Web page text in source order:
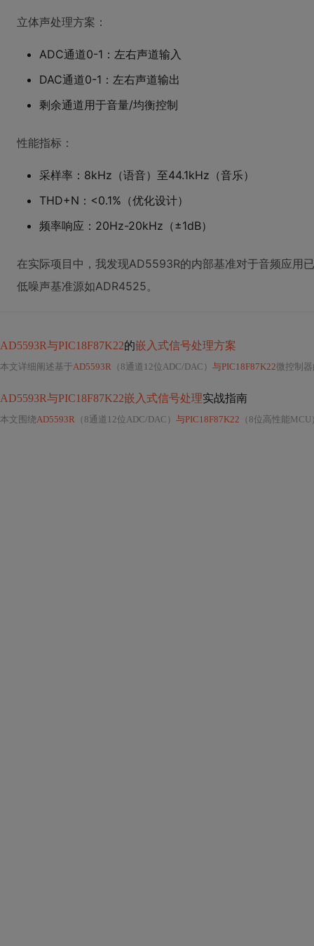
立体声处理方案：
ADC通道0-1：左右声道输入
DAC通道0-1：左右声道输出
剩余通道用于音量/均衡控制
性能指标：
采样率：8kHz（语音）至44.1kHz（音乐）
THD+N：<0.1%（优化设计）
频率响应：20Hz-20kHz（±1dB）
在实际项目中，我发现AD5593R的内部基准对于音频应用
低噪声基准源如ADR4525。
AD5593R与PIC18F87K22的嵌入式信号处理方案
本文详细阐述基于AD5593R （8通道12位ADC/DAC） 与PIC18F87K22微控制
AD5593R与PIC18F87K22嵌入式信号处理实战指南
本文围绕AD5593R （8通道12位ADC/DAC） 与PIC18F87K22 （8位高性能MCU）的